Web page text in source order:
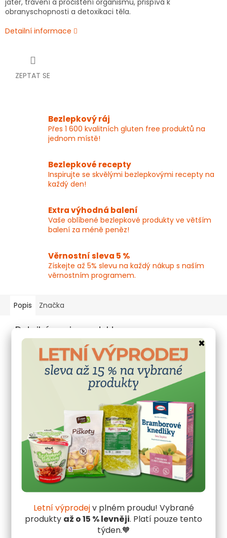
jater, trávení a pročištění organismu, přispívá k
obranyschopnosti a detoxikaci těla.
Detailní informace
ZEPTAT SE
Bezlepkový ráj
Přes 1 600 kvalitních gluten free produktů na
jednom místě!
Bezlepkové recepty
Inspirujte se skvělými bezlepkovými recepty na
každý den!
Extra výhodná balení
Vaše oblíbené bezlepkové produkty ve větším
balení za méně peněz!
Věrnostní sleva 5 %
Získejte až 5% slevu na každý nákup s naším
věrnostním programem.
Popis Značka
Detailní popis produktu
Přirozená podpora pro vaše játra a trávení.
Ostropestřec mariánský je známý svými pozitivními
účinky na činnost jater, trávení a detoxikaci organismu.
Bylinný čaj Apotheke vám pomůže pečovat o zdraví
Ostropestřec přispívá knormálnímu trávení,
funkci jater a přirozené
pročištění
organismu. Zároveň přispívá kodolnosti a
obranyschopnosti. Čaj je porcovaný v nálevových
sáčcích a snadno se připravuje.
Zařazení:Doplněk stravy. Bylinný čaj, porcovaný v
nálevových sáčcích.
Složení (v 1 nálevovém sáčku):ostropestřec
mariánský – plod (Fructus cardui Mariae) 2000 mg.
Příprava:1 nálevový sáček zalijte 250 ml vroucí vody a
nechte 15 min vyluhovat. Pro zvýšení účinku čaje je
×
Letní výprodejv plném proudu! Vybrané
produkty až o 15 % levněji. Platí pouze tento
týden.🧡